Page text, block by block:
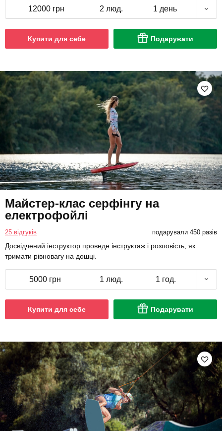
12000 грн 2 люд. 1 день
Купити для себе Подарувати
Майстер-клас серфінгу на
електрофойлі
25 відгуків подарували 450 разів
Досвідчений інструктор проведе інструктаж і розповість, як
тримати рівновагу на дошці.
5000 грн 1 люд. 1 год.
Купити для себе Подарувати